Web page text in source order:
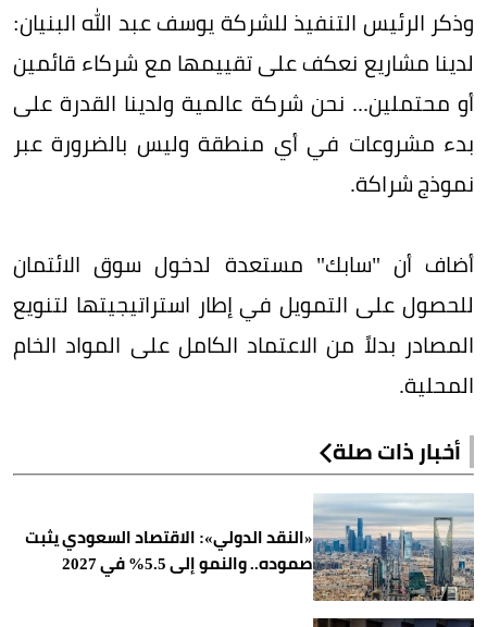
وذكر الرئيس التنفيذ للشركة يوسف عبد الله البنيان:
لدينا مشاريع نعكف على تقييمها مع شركاء قائمين
أو محتملين... نحن شركة عالمية ولدينا القدرة على
بدء مشروعات في أي منطقة وليس بالضرورة عبر
نموذج شراكة.
أضاف أن "سابك" مستعدة لدخول سوق الائتمان
للحصول على التمويل في إطار استراتيجيتها لتنويع
المصادر بدلاً من الاعتماد الكامل على المواد الخام
المحلية.
أخبار ذات صلة
«النقد الدولي»: الاقتصاد السعودي يثبت
صموده.. والنمو إلى 5.5% في 2027